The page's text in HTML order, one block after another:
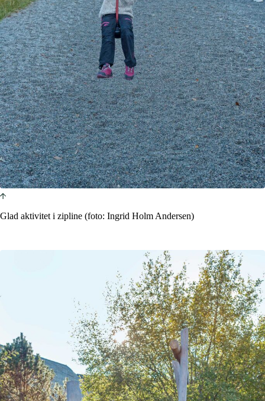
Glad aktivitet i zipline (foto: Ingrid Holm Andersen)